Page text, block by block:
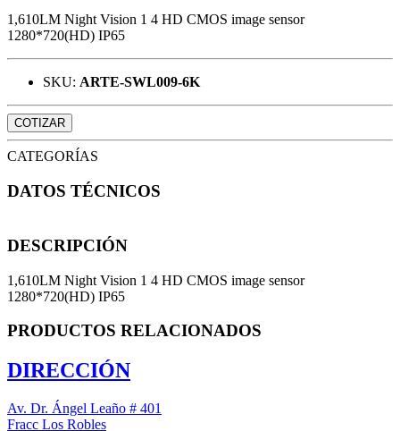
1,610LM Night Vision 1 4 HD CMOS image sensor
1280*720(HD) IP65
SKU: ARTE-SWL009-6K
COTIZAR
CATEGORÍAS
DATOS TÉCNICOS
DESCRIPCIÓN
1,610LM Night Vision 1 4 HD CMOS image sensor
1280*720(HD) IP65
PRODUCTOS RELACIONADOS
DIRECCIÓN
Av. Dr. Ángel Leaño # 401
Fracc Los Robles